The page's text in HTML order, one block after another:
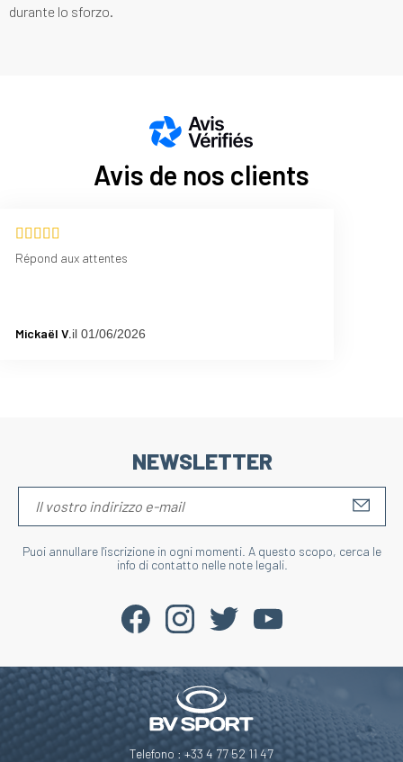
durante lo sforzo.
Avis de nos clients
Répond aux attentes
Mickaël V.il 01/06/2026
NEWSLETTER
Puoi annullare l'iscrizione in ogni momenti. A questo scopo, cerca le
info di contatto nelle note legali.
Telefono : +33 4 77 52 11 47